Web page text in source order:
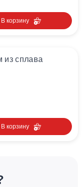
В корзину
из сплава
В корзину